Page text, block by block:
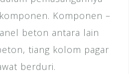
Komponen –
beton antara lain
tiang kolom pagar
berduri.